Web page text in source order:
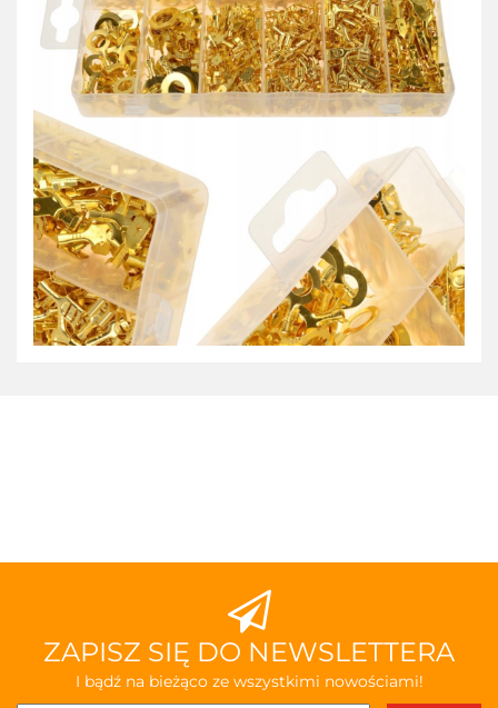
ZAPISZ SIĘ DO NEWSLETTERA
I bądź na bieżąco ze wszystkimi nowościami!